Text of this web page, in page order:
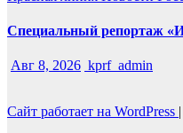
Специальный репортаж
Авг 8, 2026 kprf_admin
Сайт работает на WordPress |